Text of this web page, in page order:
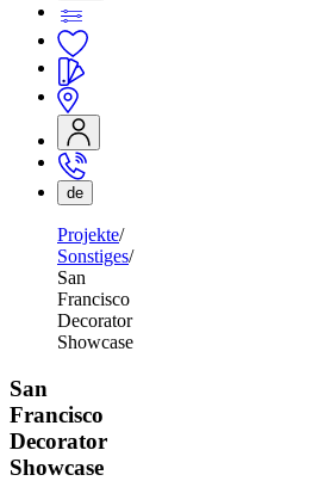
de
Projekte
Sonstiges
San
Francisco
Decorator
Showcase
San
Francisco
Decorator
Showcase